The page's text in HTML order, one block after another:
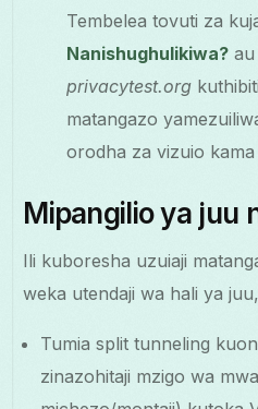
Tembelea tovuti za
Nanishughulikiwa?
privacytest.org
matangazo
orodha za vizuio kama
Mipangilio ya juu
Ili kuboresha uzuiaji
weka utendaji wa hali ya
Tumia split tunneling
zinazohitaji mzigo wa